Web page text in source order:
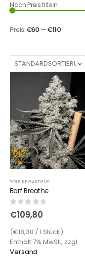
Nach Preis filtern
Preis:€60 —€110
SOLFIRE GARDENS
Barf Breathe
0out of 5
€109,80
(€18,30 / 1 Stück)
Enthält 7% MwSt., zzgl.
Versand